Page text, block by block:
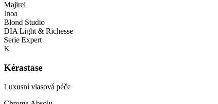
Majirel
Inoa
Blond Studio
DIA Light & Richesse
Serie Expert
K
Kérastase
Luxusní vlasová péče